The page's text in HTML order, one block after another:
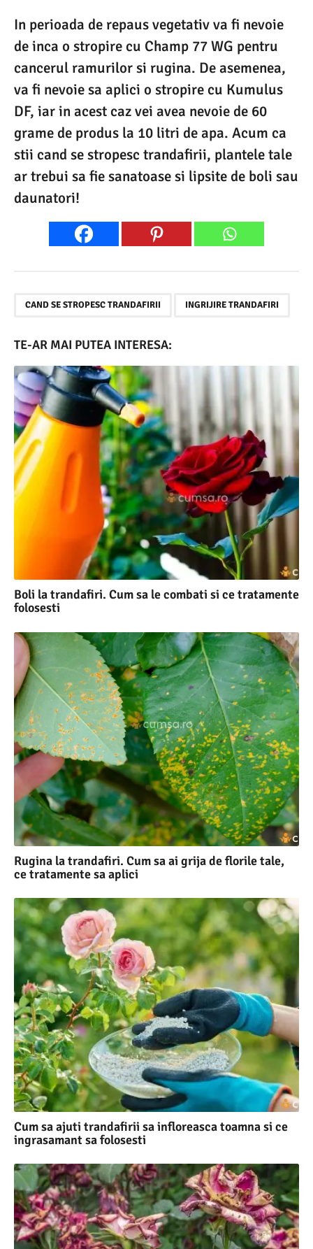
In perioada de repaus vegetativ va fi nevoie
de inca o stropire cu Champ 77 WG pentru
cancerul ramurilor si rugina. De asemenea,
va fi nevoie sa aplici o stropire cu Kumulus
DF, iar in acest caz vei avea nevoie de 60
grame de produs la 10 litri de apa. Acum ca
stii cand se stropesc trandafirii, plantele tale
ar trebui sa fie sanatoase si lipsite de boli sau
daunatori!
CAND SE STROPESC TRANDAFIRII INGRIJIRE TRANDAFIRI
TE-AR MAI PUTEA INTERESA:
Boli la trandafiri. Cum sa le combati si ce tratamente
folosesti
Rugina la trandafiri. Cum sa ai grija de florile tale,
ce tratamente sa aplici
Cum sa ajuti trandafirii sa infloreasca toamna si ce
ingrasamant sa folosesti